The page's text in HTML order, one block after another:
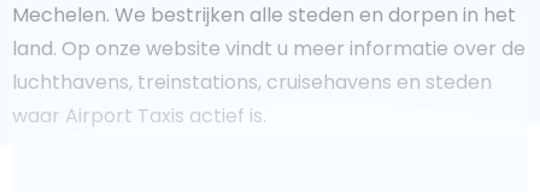
Mechelen. We bestrijken alle steden en dorpen in het
land. Op onze website vindt u meer informatie over de
luchthavens, treinstations, cruisehavens en steden
waar Airport Taxis actief is.